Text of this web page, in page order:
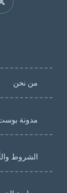
من نحن
مدونة
الشروط